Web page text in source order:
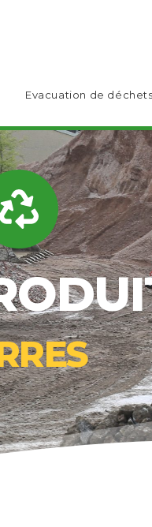
Evacuation de déchets